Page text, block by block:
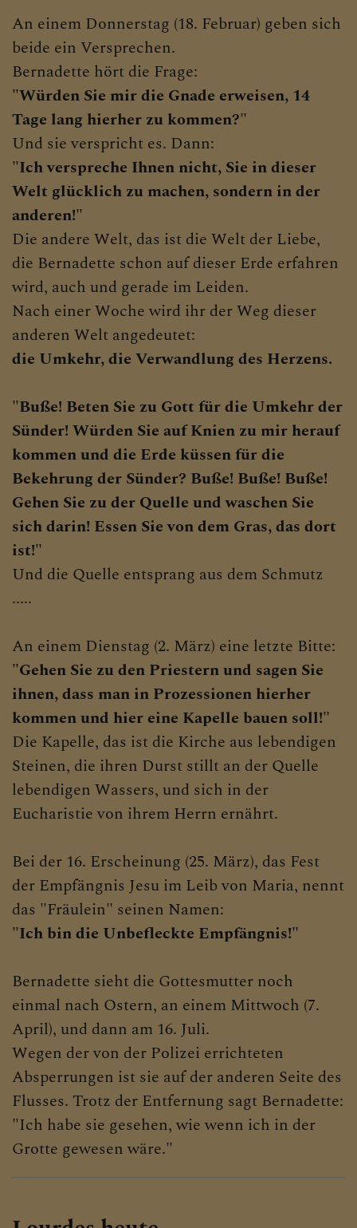
Pfarrgebiet
LOURDES Frankreich
CHRISTLICHES LEBEN &
SAKRAMENTE
An einem Donnerstag (18. Februar) geben sich
beide ein Versprechen.
Bernadette hört die Frage:
"Würden Sie mir die Gnade erweisen, 14
Tage lang hierher zu kommen?"
Und sie verspricht es. Dann:
"Ich verspreche Ihnen nicht, Sie in dieser
Welt glücklich zu machen, sondern in der
anderen!"
Die andere Welt, das ist die Welt der Liebe,
die Bernadette schon auf dieser Erde erfahren
wird, auch und gerade im Leiden.
Nach einer Woche wird ihr der Weg dieser
anderen Welt angedeutet:
die Umkehr, die Verwandlung des Herzens.
"Buße! Beten Sie zu Gott für die Umkehr der
Sünder! Würden Sie auf Knien zu mir herauf
kommen und die Erde küssen für die
Bekehrung der Sünder? Buße! Buße! Buße!
Gehen Sie zu der Quelle und waschen Sie
sich darin! Essen Sie von dem Gras, das dort
ist!"
Und die Quelle entsprang aus dem Schmutz
.....
An einem Dienstag (2. März) eine letzte Bitte:
"Gehen Sie zu den Priestern und sagen Sie
ihnen, dass man in Prozessionen hierher
kommen und hier eine Kapelle bauen soll!"
Die Kapelle, das ist die Kirche aus lebendigen
Steinen, die ihren Durst stillt an der Quelle
lebendigen Wassers, und sich in der
Eucharistie von ihrem Herrn ernährt.
Bei der 16. Erscheinung (25. März), das Fest
der Empfängnis Jesu im Leib von Maria, nennt
das "Fräulein" seinen Namen:
"Ich bin die Unbefleckte Empfängnis!"
Bernadette sieht die Gottesmutter noch
einmal nach Ostern, an einem Mittwoch (7.
April), und dann am 16. Juli.
Wegen der von der Polizei errichteten
Absperrungen ist sie auf der anderen Seite des
Flusses. Trotz der Entfernung sagt Bernadette:
"Ich habe sie gesehen, wie wenn ich in der
Grotte gewesen wäre."